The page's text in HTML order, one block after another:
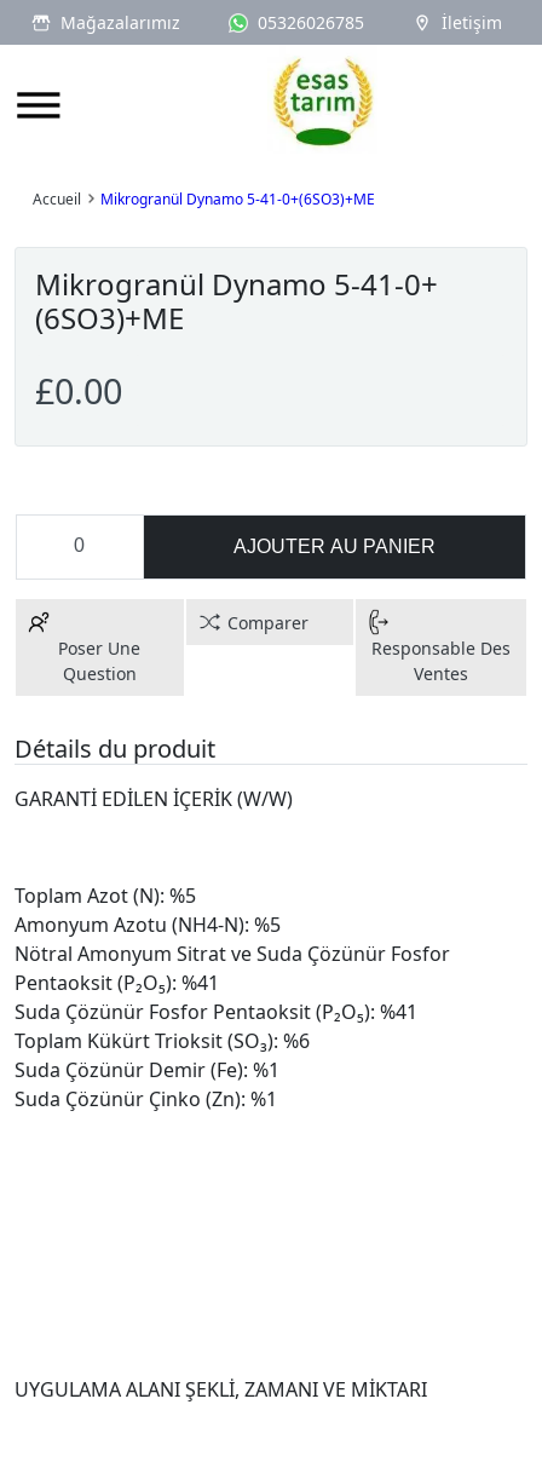
Mağazalarımız 05326026785 İletişim
Logo
Accueil Mikrogranül Dynamo 5-41-0+(6SO3)+ME
Mikrogranül Dynamo 5-41-0+
(6SO3)+ME
£0.00
AJOUTER AU PANIER
Poser Une
Question
Comparer
Responsable Des
Ventes
Détails du produit
GARANTİ EDİLEN İÇERİK (W/W)
Toplam Azot (N): %5
Amonyum Azotu (NH4-N): %5
Nötral Amonyum Sitrat ve Suda Çözünür Fosfor
Pentaoksit (P₂O₅): %41
Suda Çözünür Fosfor Pentaoksit (P₂O₅): %41
Toplam Kükürt Trioksit (SO₃): %6
Suda Çözünür Demir (Fe): %1
Suda Çözünür Çinko (Zn): %1
UYGULAMA ALANI ŞEKLİ, ZAMANI VE MİKTARI